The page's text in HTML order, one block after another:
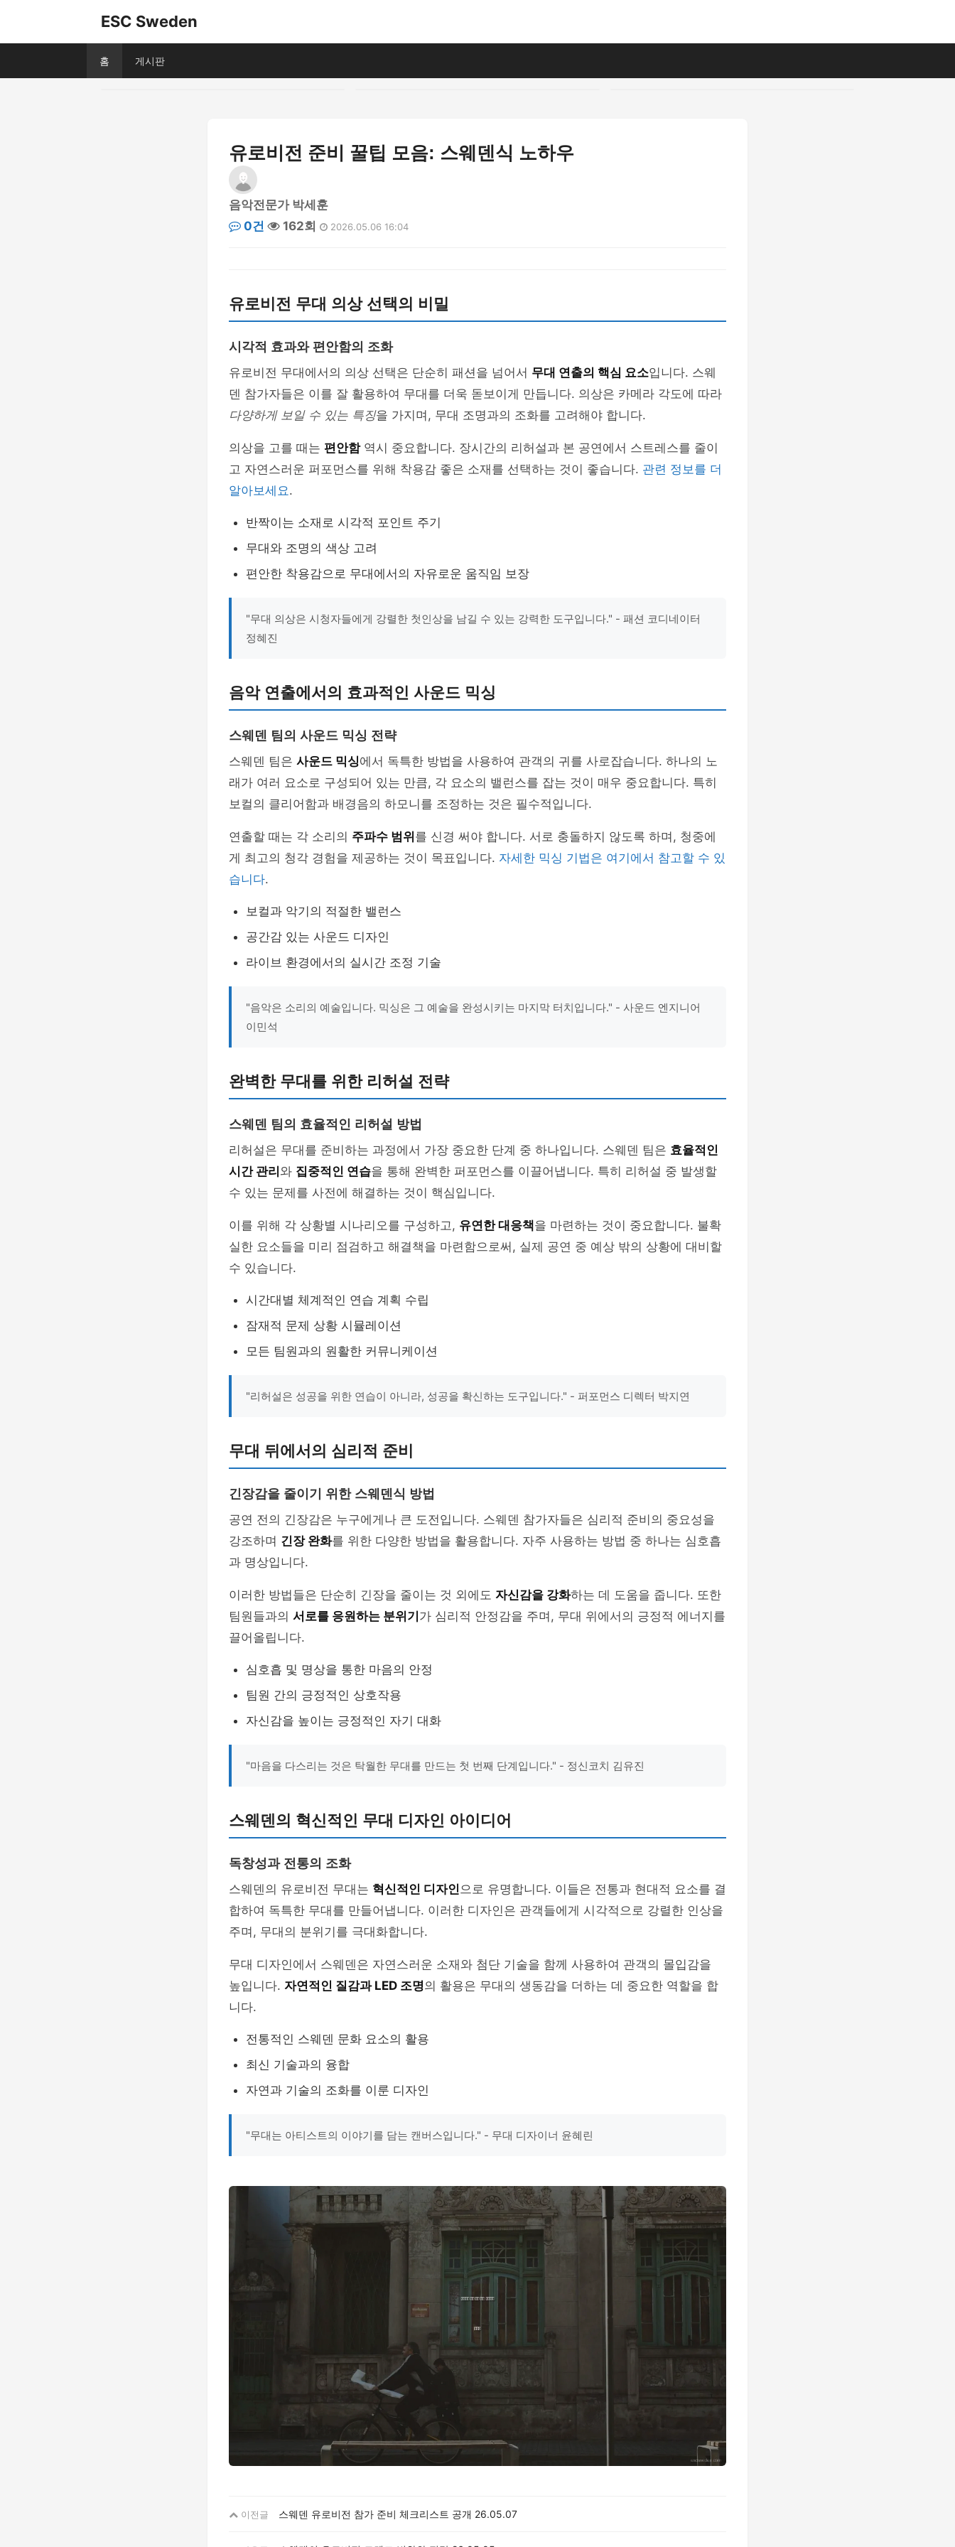
ESC Sweden
홈 게시판
유로비전 준비 꿀팁 모음: 스웨덴식 노하우
음악전문가 박세훈
0건
162회 2026.05.06 16:04
유로비전 무대 의상 선택의 비밀
시각적 효과와 편안함의 조화
유로비전 무대에서의 의상 선택은 단순히 패션을 넘어서 무대 연출의 핵심 요소입니다. 스웨
덴 참가자들은 이를 잘 활용하여 무대를 더욱 돋보이게 만듭니다. 의상은 카메라 각도에 따라
다양하게 보일 수 있는 특징을 가지며, 무대 조명과의 조화를 고려해야 합니다.
의상을 고를 때는 편안함역시 중요합니다. 장시간의 리허설과 본 공연에서 스트레스를 줄이
고 자연스러운 퍼포먼스를 위해 착용감 좋은 소재를 선택하는 것이 좋습니다. 관련 정보를 더
알아보세요.
반짝이는 소재로 시각적 포인트 주기
무대와 조명의 색상 고려
편안한 착용감으로 무대에서의 자유로운 움직임 보장
"무대 의상은 시청자들에게 강렬한 첫인상을 남길 수 있는 강력한 도구입니다." - 패션 코디네이터
정혜진
음악 연출에서의 효과적인 사운드 믹싱
스웨덴 팀의 사운드 믹싱 전략
스웨덴 팀은 사운드 믹싱에서 독특한 방법을 사용하여 관객의 귀를 사로잡습니다. 하나의 노
래가 여러 요소로 구성되어 있는 만큼, 각 요소의 밸런스를 잡는 것이 매우 중요합니다. 특히
보컬의 클리어함과 배경음의 하모니를 조정하는 것은 필수적입니다.
연출할 때는 각 소리의 주파수 범위 를 신경 써야 합니다. 서로 충돌하지 않도록 하며, 청중에
게 최고의 청각 경험을 제공하는 것이 목표입니다. 자세한 믹싱 기법은 여기에서 참고할 수 있
습니다.
보컬과 악기의 적절한 밸런스
공간감 있는 사운드 디자인
라이브 환경에서의 실시간 조정 기술
"음악은 소리의 예술입니다. 믹싱은 그 예술을 완성시키는 마지막 터치입니다." - 사운드 엔지니어
이민석
완벽한 무대를 위한 리허설 전략
스웨덴 팀의 효율적인 리허설 방법
리허설은 무대를 준비하는 과정에서 가장 중요한 단계 중 하나입니다. 스웨덴 팀은 효율적인
시간 관리 와 집중적인 연습을 통해 완벽한 퍼포먼스를 이끌어냅니다. 특히 리허설 중 발생할
수 있는 문제를 사전에 해결하는 것이 핵심입니다.
이를 위해 각 상황별 시나리오를 구성하고, 유연한 대응책을 마련하는 것이 중요합니다. 불확
실한 요소들을 미리 점검하고 해결책을 마련함으로써, 실제 공연 중 예상 밖의 상황에 대비할
수 있습니다.
시간대별 체계적인 연습 계획 수립
잠재적 문제 상황 시뮬레이션
모든 팀원과의 원활한 커뮤니케이션
"리허설은 성공을 위한 연습이 아니라, 성공을 확신하는 도구입니다." - 퍼포먼스 디렉터 박지연
무대 뒤에서의 심리적 준비
긴장감을 줄이기 위한 스웨덴식 방법
공연 전의 긴장감은 누구에게나 큰 도전입니다. 스웨덴 참가자들은 심리적 준비의 중요성을
강조하며 긴장 완화를 위한 다양한 방법을 활용합니다. 자주 사용하는 방법 중 하나는 심호흡
과 명상입니다.
이러한 방법들은 단순히 긴장을 줄이는 것 외에도 자신감을 강화하는 데 도움을 줍니다. 또한
팀원들과의 서로를 응원하는 분위기 가 심리적 안정감을 주며, 무대 위에서의 긍정적 에너지를
끌어올립니다.
심호흡 및 명상을 통한 마음의 안정
팀원 간의 긍정적인 상호작용
자신감을 높이는 긍정적인 자기 대화
"마음을 다스리는 것은 탁월한 무대를 만드는 첫 번째 단계입니다." - 정신코치 김유진
스웨덴의 혁신적인 무대 디자인 아이디어
독창성과 전통의 조화
스웨덴의 유로비전 무대는 혁신적인 디자인으로 유명합니다. 이들은 전통과 현대적 요소를 결
합하여 독특한 무대를 만들어냅니다. 이러한 디자인은 관객들에게 시각적으로 강렬한 인상을
주며, 무대의 분위기를 극대화합니다.
무대 디자인에서 스웨덴은 자연스러운 소재와 첨단 기술을 함께 사용하여 관객의 몰입감을
높입니다. 자연적인 질감과 LED 조명의 활용은 무대의 생동감을 더하는 데 중요한 역할을 합
니다.
전통적인 스웨덴 문화 요소의 활용
최신 기술과의 융합
자연과 기술의 조화를 이룬 디자인
"무대는 아티스트의 이야기를 담는 캔버스입니다." - 무대 디자이너 윤혜린
이전글 스웨덴 유로비전 참가 준비 체크리스트 공개 26.05.07